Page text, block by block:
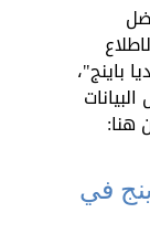
باينج"،
هنا:
في